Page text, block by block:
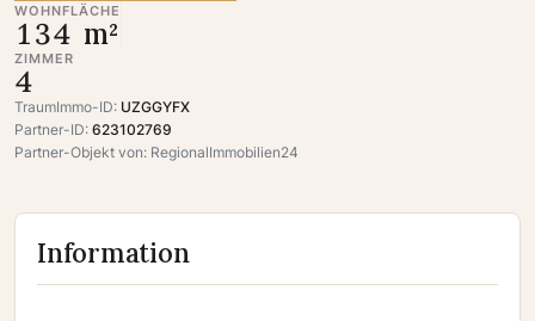
134 m²
WOHNFLÄCHE
4
ZIMMER
TraumImmo-ID: UZGGYFX
Partner-ID: 623102769
Partner-Objekt von: RegionalImmobilien24
Information